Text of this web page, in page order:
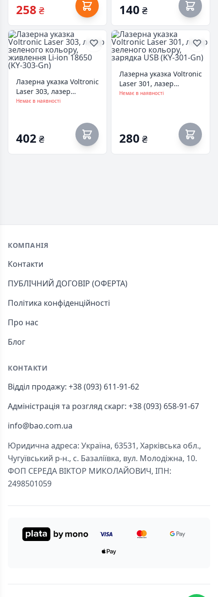
258 ₴ 140 ₴
Лазерна указка Voltronic
Laser 303, лазер
зеленого кольору,
Немає в наявності
402 ₴
Лазерна указка Voltronic
Laser 301, лазер
зеленого кольору,
Немає в наявності
280 ₴
Footer
КОМПАНІЯ
Контакти
ПУБЛІЧНИЙ ДОГОВІР (ОФЕРТА)
Політика конфіденційності
Про нас
Блог
КОНТАКТИ
Відділ продажу: +38 (093) 611-91-62
Адміністрація та розгляд скарг: +38 (093) 658-91-67
info@bao.com.ua
Юридична адреса: Україна, 63531, Харківська обл.,
Чугуївський р-н., с. Базаліївка, вул. Молодіжна, 10.
ФОП СЕРЕДА ВІКТОР МИКОЛАЙОВИЧ, ІПН:
2498501059